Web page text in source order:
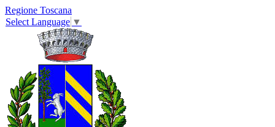
Regione Toscana
Select Language ▼